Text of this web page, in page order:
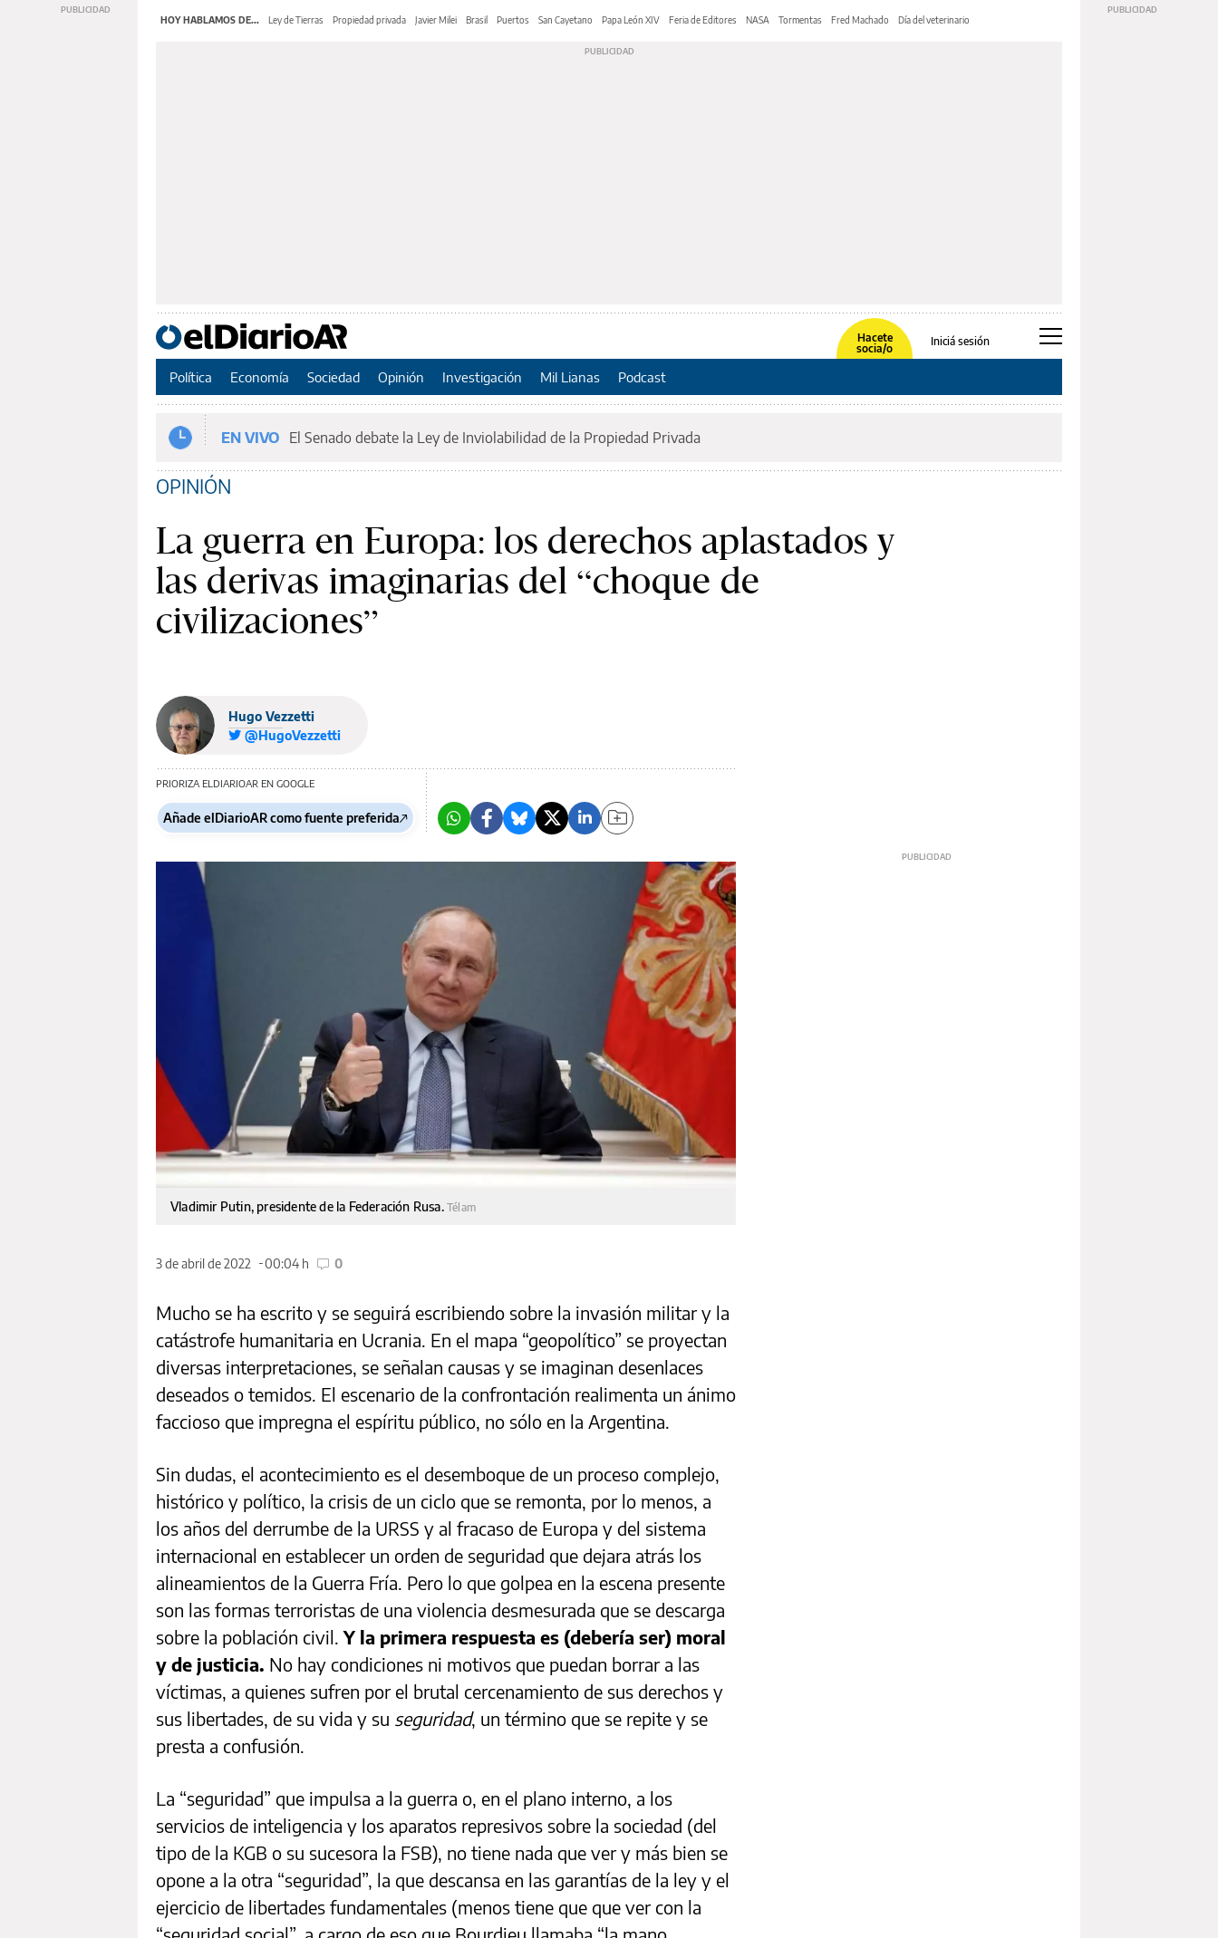
HOY HABLAMOS DE... Ley de Tierras Propiedad privada Javier Milei Brasil Puertos San Cayetano Papa León XIV Feria de Editores NASA Tormentas Fred Machado Día del veterinario
Hacete
socia/o
Iniciá sesión
Política Economía Sociedad Opinión Investigación Mil Lianas Podcast
EN VIVO El Senado debate la Ley de Inviolabilidad de la Propiedad Privada
OPINIÓN
La guerra en Europa: los derechos aplastados y
las derivas imaginarias del “choque de
civilizaciones”
Hugo Vezzetti
@HugoVezzetti
PRIORIZA ELDIARIOAR EN GOOGLE
Añade elDiarioAR como fuente preferida
Vladimir Putin, presidente de la Federación Rusa. Télam
3 de abril de 2022 00:04 h 0
Mucho se ha escrito y se seguirá escribiendo sobre la invasión militar y la
catástrofe humanitaria en Ucrania. En el mapa “geopolítico” se proyectan
diversas interpretaciones, se señalan causas y se imaginan desenlaces
deseados o temidos. El escenario de la confrontación realimenta un ánimo
faccioso que impregna el espíritu público, no sólo en la Argentina.
Sin dudas, el acontecimiento es el desemboque de un proceso complejo,
histórico y político, la crisis de un ciclo que se remonta, por lo menos, a
los años del derrumbe de la URSS y al fracaso de Europa y del sistema
internacional en establecer un orden de seguridad que dejara atrás los
alineamientos de la Guerra Fría. Pero lo que golpea en la escena presente
son las formas terroristas de una violencia desmesurada que se descarga
sobre la población civil.Y la primera respuesta es (debería ser) moral
y de justicia. No hay condiciones ni motivos que puedan borrar a las
víctimas, a quienes sufren por el brutal cercenamiento de sus derechos y
sus libertades, de su vida y su seguridad, un término que se repite y se
presta a confusión.
La “seguridad” que impulsa a la guerra o, en el plano interno, a los
servicios de inteligencia y los aparatos represivos sobre la sociedad (del
tipo de la KGB o su sucesora la FSB), no tiene nada que ver y más bien se
opone a la otra “seguridad”, la que descansa en las garantías de la ley y el
ejercicio de libertades fundamentales (menos tiene que que ver con la